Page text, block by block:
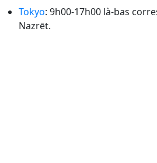
Tokyo: 9h00-17h00 là-bas
Nazrēt.